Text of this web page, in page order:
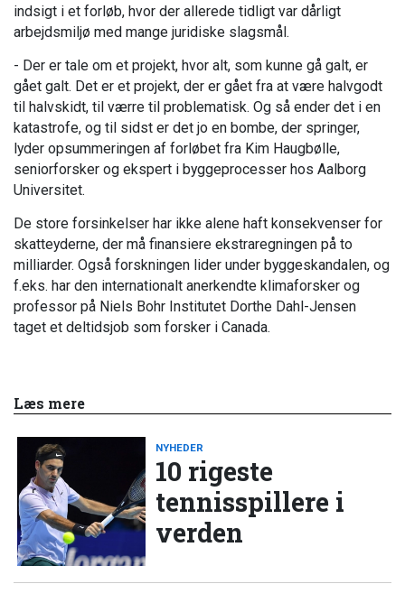
indsigt i et forløb, hvor der allerede tidligt var dårligt
arbejdsmiljø med mange juridiske slagsmål.
- Der er tale om et projekt, hvor alt, som kunne gå galt, er
gået galt. Det er et projekt, der er gået fra at være halvgodt
til halvskidt, til værre til problematisk. Og så ender det i en
katastrofe, og til sidst er det jo en bombe, der springer,
lyder opsummeringen af forløbet fra Kim Haugbølle,
seniorforsker og ekspert i byggeprocesser hos Aalborg
Universitet.
De store forsinkelser har ikke alene haft konsekvenser for
skatteyderne, der må finansiere ekstraregningen på to
milliarder. Også forskningen lider under byggeskandalen, og
f.eks. har den internationalt anerkendte klimaforsker og
professor på Niels Bohr Institutet Dorthe Dahl-Jensen
taget et deltidsjob som forsker i Canada.
Læs mere
NYHEDER
10 rigeste
tennisspillere i
verden